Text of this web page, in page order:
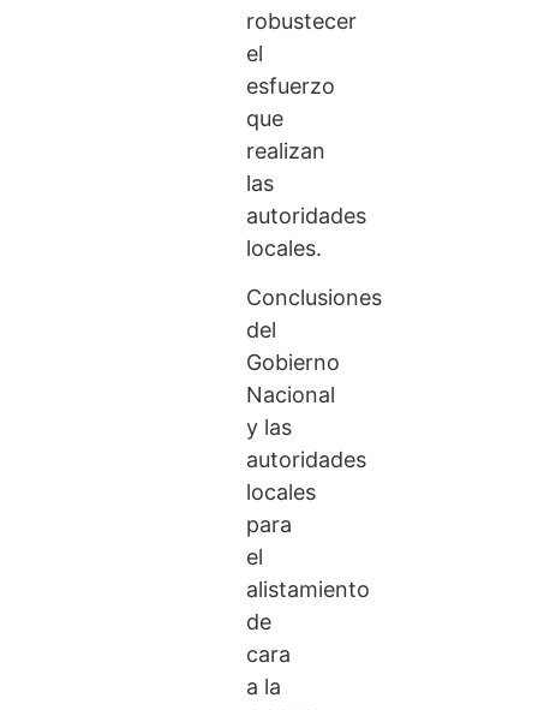
robustecer
el
esfuerzo
que
realizan
las
autoridades
locales.
Conclusiones
del
Gobierno
Nacional
y las
autoridades
locales
para
el
alistamiento
de
cara
a la